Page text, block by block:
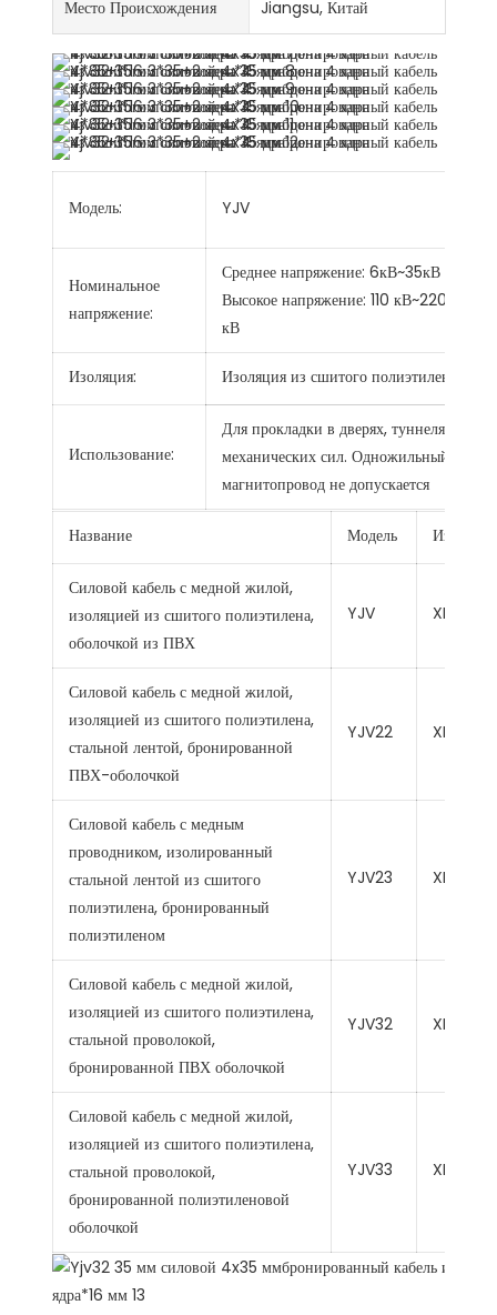
Место Происхождения Jiangsu, Китай
Модель: YJV
Номинальное
напряжение:
Среднее напряжение: 6кВ~35кВ
Высокое напряжение: 110 кВ~220
кВ
Изоляция: Изоляция из сшитого полиэтилена
Использование:
Для прокладки в дверях, туннелях и
механических сил. Одножильный
магнитопровод не допускается
Название Модель Изоляция
Силовой кабель с медной жилой,
изоляцией из сшитого полиэтилена,
оболочкой из ПВХ
YJV XLPE
Силовой кабель с медной жилой,
изоляцией из сшитого полиэтилена,
стальной лентой, бронированной
ПВХ-оболочкой
YJV22 XLPE
Силовой кабель с медным
проводником, изолированный
стальной лентой из сшитого
полиэтилена, бронированный
полиэтиленом
YJV23 XLPE
Силовой кабель с медной жилой,
изоляцией из сшитого полиэтилена,
стальной проволокой,
бронированной ПВХ оболочкой
YJV32 XLPE
Силовой кабель с медной жилой,
изоляцией из сшитого полиэтилена,
стальной проволокой,
бронированной полиэтиленовой
оболочкой
YJV33 XLPE